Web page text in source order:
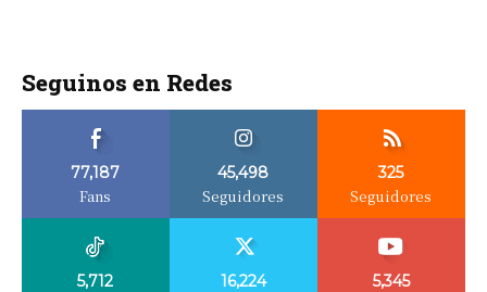
Seguinos en Redes
77,187
Fans
45,498
Seguidores
325
Seguidores
5,712 16,224 5,345